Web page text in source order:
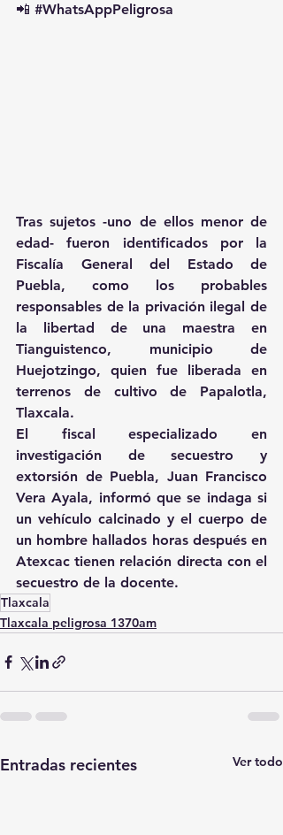
📲 #WhatsAppPeligrosa
Tras sujetos -uno de ellos menor de
edad- fueron identificados por la
Fiscalía General del Estado de
Puebla, como los probables
responsables de la privación ilegal de
la libertad de una maestra en
Tianguistenco, municipio de
Huejotzingo, quien fue liberada en
terrenos de cultivo de Papalotla,
Tlaxcala.
El fiscal especializado en
investigación de secuestro y
extorsión de Puebla, Juan Francisco
Vera Ayala, informó que se indaga si
un vehículo calcinado y el cuerpo de
un hombre hallados horas después en
Atexcac tienen relación directa con el
secuestro de la docente.
Tlaxcala
Tlaxcala peligrosa 1370am
Entradas recientes Ver todo